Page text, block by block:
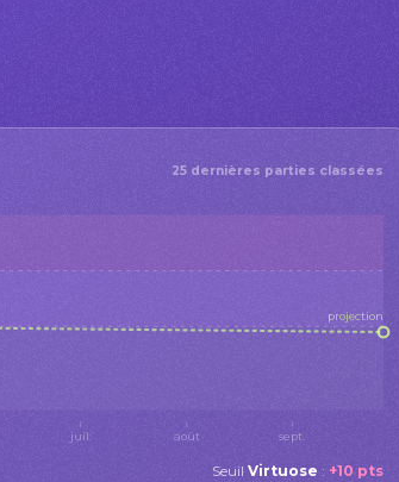
25 dernières parties classées
projection
juil. août sept.
Seuil Virtuose : +10 pts